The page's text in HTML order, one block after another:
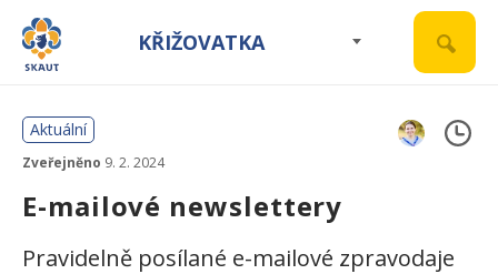
KŘIŽOVATKA
Aktuální
Zveřejněno 9. 2. 2024
E-mailové newslettery
Pravidelně posílané e-mailové zpravodaje